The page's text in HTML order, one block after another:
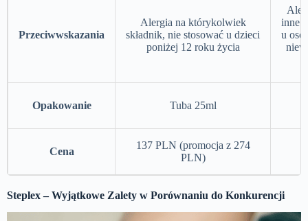
Przeciwwskazania
Alergia na którykolwiek
składnik, nie stosować u dzieci
poniżej 12 roku życia
inne
u
Opakowanie Tuba 25ml
Cena
137 PLN (promocja z 274
PLN)
Steplex – Wyjątkowe Zalety w Porównaniu do Konkurencji